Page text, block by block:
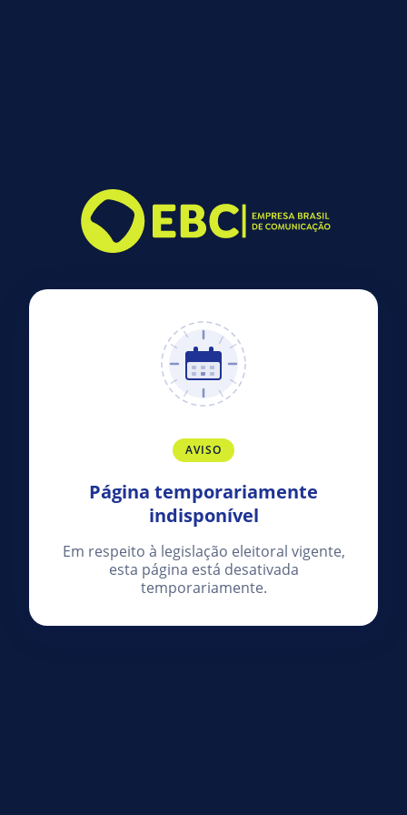
AVISO
Página temporariamente
indisponível
Em respeito à legislação eleitoral vigente,
esta página está desativada
temporariamente.